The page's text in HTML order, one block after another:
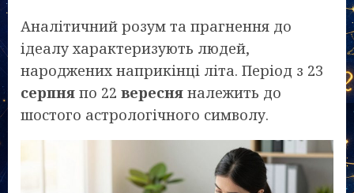
Аналітичний розум та прагнення до
ідеалу характеризують людей,
народжених наприкінці літа. Період з 23
серпня по 22 вересня належить до
шостого астрологічного символу.